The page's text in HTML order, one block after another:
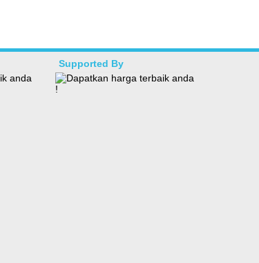
Supported By